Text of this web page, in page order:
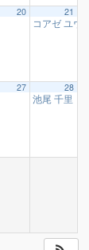
20 21
コアゼ ユ
27 28
池尾 千里